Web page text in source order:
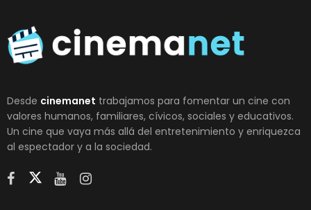
Desde cinemanet trabajamos para fomentar un cine con
valores humanos, familiares, cívicos, sociales y educativos.
Un cine que vaya más allá del entretenimiento y enriquezca
al espectador y a la sociedad.